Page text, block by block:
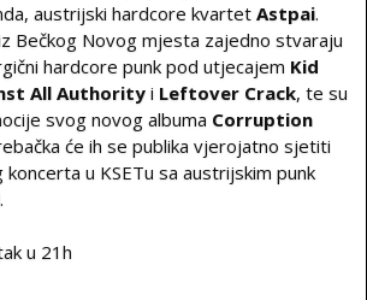
austrijski hardcore kvartet Astpai.
Bečkog Novog mjesta zajedno stvaraju
hardcore punk pod utjecajem Kid
All Authority i Leftover Crack, te su
svog novog albuma Corruption
će ih se publika vjerojatno sjetiti
u KSETu sa austrijskim punk
.
u 21h